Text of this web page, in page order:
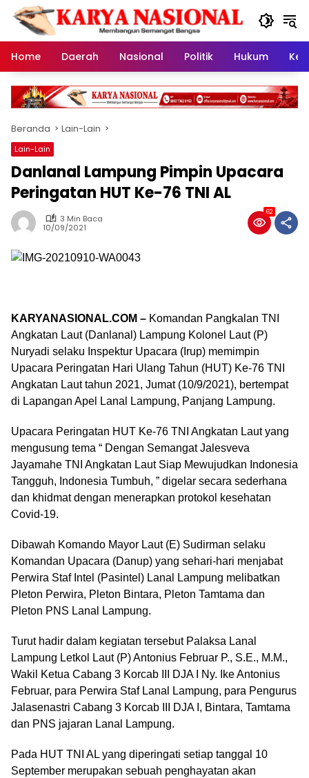
Langsung
konten
Home
Daerah Nasional Politik Hukum
Beranda Lain-Lain
Lain-Lain
Danlanal Lampung Pimpin Upacara
Peringatan HUT Ke-76 TNI AL
3 Min Baca
10/09/2021
62
KARYANASIONAL.COM – Komandan Pangkalan TNI
Angkatan Laut (Danlanal) Lampung Kolonel Laut (P)
Nuryadi selaku Inspektur Upacara (Irup) memimpin
Upacara Peringatan Hari Ulang Tahun (HUT) Ke-76 TNI
Angkatan Laut tahun 2021, Jumat (10/9/2021), bertempat
di Lapangan Apel Lanal Lampung, Panjang Lampung.
Upacara Peringatan HUT Ke-76 TNI Angkatan Laut yang
mengusung tema “ Dengan Semangat Jalesveva
Jayamahe TNI Angkatan Laut Siap Mewujudkan Indonesia
Tangguh, Indonesia Tumbuh, ” digelar secara sederhana
dan khidmat dengan menerapkan protokol kesehatan
Covid-19.
Dibawah Komando Mayor Laut (E) Sudirman selaku
Komandan Upacara (Danup) yang sehari-hari menjabat
Perwira Staf Intel (Pasintel) Lanal Lampung melibatkan
Pleton Perwira, Pleton Bintara, Pleton Tamtama dan
Pleton PNS Lanal Lampung.
Turut hadir dalam kegiatan tersebut Palaksa Lanal
Lampung Letkol Laut (P) Antonius Februar P., S.E., M.M.,
Wakil Ketua Cabang 3 Korcab III DJA I Ny. Ike Antonius
Februar, para Perwira Staf Lanal Lampung, para Pengurus
Jalasenastri Cabang 3 Korcab III DJA I, Bintara, Tamtama
dan PNS jajaran Lanal Lampung.
Pada HUT TNI AL yang diperingati setiap tanggal 10
September merupakan sebuah penghayatan akan